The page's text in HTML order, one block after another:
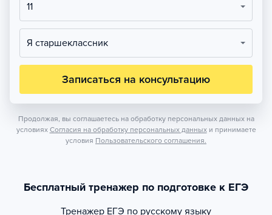
11
Я старшеклассник
Записаться на консультацию
Продолжая, вы соглашаетесь на обработку персональных данных на
условиях Согласия на обработку персональных данных и принимаете
условия Пользовательского соглашения.
Бесплатный тренажер по подготовке к ЕГЭ
Тренажер ЕГЭ по русскому языку